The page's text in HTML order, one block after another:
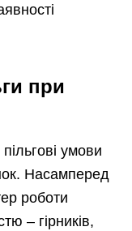
при
умови
Насамперед
роботи
– гірників,